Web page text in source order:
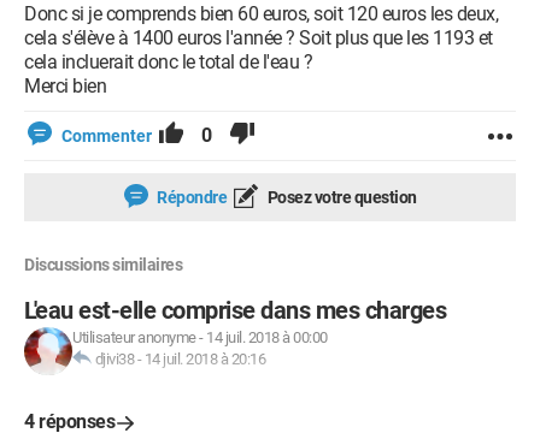
Donc si je comprends bien 60 euros, soit 120 euros les deux,
cela s'élève à 1400 euros l'année ? Soit plus que les 1193 et
cela incluerait donc le total de l'eau ?
Merci bien
Commenter 0
Répondre Posez votre question
Discussions similaires
L'eau est-elle comprise dans mes charges
Utilisateur anonyme- 14 juil. 2018 à 00:00
djivi38- 14 juil. 2018 à 20:16
4 réponses